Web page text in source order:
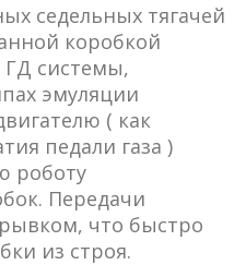
седельных тягачей
коробкой
системы,
эмуляции
( как
педали газа )
роботу
Передачи
что быстро
из строя.